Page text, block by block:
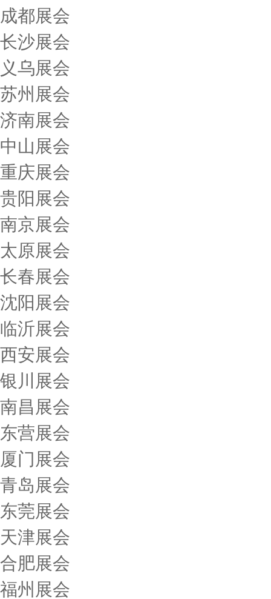
成都展会
长沙展会
义乌展会
苏州展会
济南展会
中山展会
重庆展会
贵阳展会
南京展会
太原展会
长春展会
沈阳展会
临沂展会
西安展会
银川展会
南昌展会
东营展会
厦门展会
青岛展会
东莞展会
天津展会
合肥展会
福州展会